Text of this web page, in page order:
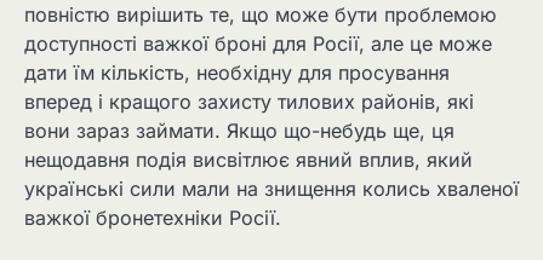
повністю вирішить те, що може бути проблемою
доступності важкої броні для Росії, але це може
дати їм кількість, необхідну для просування
вперед і кращого захисту тилових районів, які
вони зараз займати. Якщо що-небудь ще, ця
нещодавня подія висвітлює явний вплив, який
українські сили мали на знищення колись хваленої
важкої бронетехніки Росії.